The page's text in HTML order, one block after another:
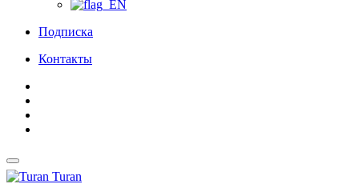
Подписка
Контакты
Turan